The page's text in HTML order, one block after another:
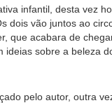
infantil, desta vez
dois vão juntos ao
que acabara de
sobre a beleza
pelo autor, outra